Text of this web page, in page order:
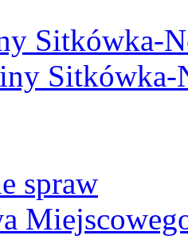
Sitkówka-
spraw